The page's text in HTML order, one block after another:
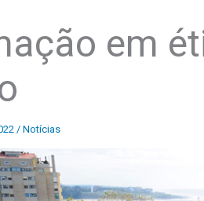
em
/ Notícias